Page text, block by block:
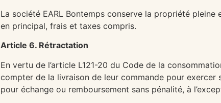
La société EARL Bontemps conserve la propriété
en principal, frais et taxes compris.
Article 6. Rétractation
En vertu de l’article L121-20 du Code de la
compter de la livraison de leur commande pour
pour échange ou remboursement sans pénalité, à